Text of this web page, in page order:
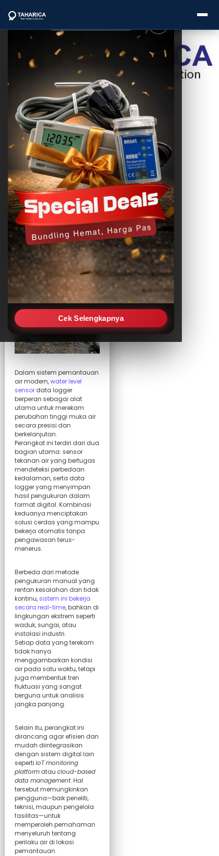
Cek Selengkapnya
Categories
Brands
Service
Industries
Blogs
Fungsi Water
Level Sensor
Data Logger:
Pantau
Ketinggian Air
THC SEO
November 11, 2025
Pengertian
Water Level
Sensor Data
Logger
Dalam sistem pemantauan
air modern,water level
sensor data logger
berperan sebagai alat
utama untuk merekam
perubahan tinggi muka air
secara presisi dan
berkelanjutan.
Perangkat ini terdiri dari dua
bagian utama: sensor
tekanan air yang bertugas
mendeteksi perbedaan
kedalaman, serta data
logger yang menyimpan
hasil pengukuran dalam
format digital. Kombinasi
keduanya menciptakan
solusi cerdas yang mampu
bekerja otomatis tanpa
pengawasan terus-
menerus.
Berbeda dari metode
pengukuran manual yang
rentan kesalahan dan tidak
kontinu, sistem ini bekerja
secara real-time, bahkan di
lingkungan ekstrem seperti
waduk, sungai, atau
instalasi industri.
Setiap data yang terekam
tidak hanya
menggambarkan kondisi
air pada satu waktu, tetapi
juga membentuk tren
fluktuasi yang sangat
berguna untuk analisis
jangka panjang.
Selain itu, perangkat ini
dirancang agar efisien dan
mudah diintegrasikan
dengan sistem digital lain
seperti IoT monitoring
platform atau cloud-based
data management. Hal
tersebut memungkinkan
pengguna—baik peneliti,
teknisi, maupun pengelola
fasilitas—untuk
memperoleh pemahaman
menyeluruh tentang
perilaku air di lokasi
pemantauan.
Postingan
Lainnya